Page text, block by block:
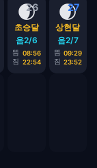
26
🌒
초승달
음2/6
뜸 08:56
짐 22:54
27
🌒
상현달
음2/7
뜸 09:29
짐 23:52